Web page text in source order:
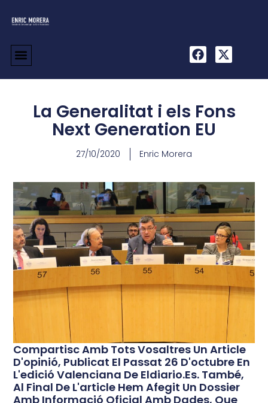
La Generalitat i els Fons
Next Generation EU
27/10/2020 Enric Morera
Compartisc Amb Tots Vosaltres Un Article
D'opinió, Publicat El Passat 26 D'octubre En
L'edició Valenciana De Eldiario.es. També,
Al Final De L'article Hem Afegit Un Dossier
Amb Informació Oficial Amb Dades, Que